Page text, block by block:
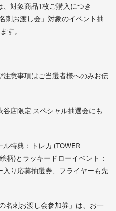
対象商品1枚ご購入につき
刺お渡し会」対象のイベント抽
す。
意事項はご当選者様へのみお伝
店限定 スペシャル抽選会にも
特典：トレカ (TOWER
柄)とラッキードローイベント：
入り応募抽選券、フライヤーも先
名刺お渡し会参加券」は、お一